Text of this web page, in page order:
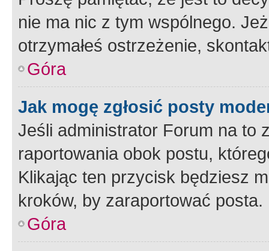
nie ma nic z tym wspólnego.
otrzymałeś ostrzeżenie,
Góra
Jak mogę zgłosić posty
Jeśli administrator Forum na to
raportowania obok postu,
Klikając ten przycisk będziesz
kroków, by zaraportować posta.
Góra